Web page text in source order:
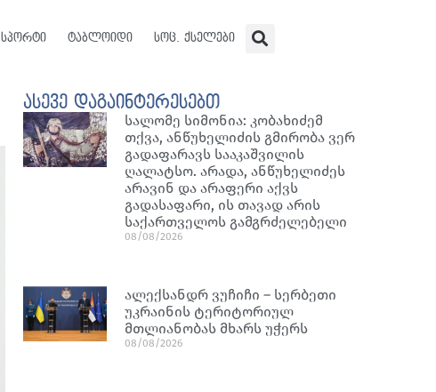
სპორტი ტაბლოიდი სოც. ქსელები
ასევე დაგაინტერესებთ
სალომე სიმონია: კობახიძემ
თქვა, ანწუხელიძის გმირობა ვერ
გადაფარავს სააკაშვილის
ღალატსო. არადა, ანწუხელიძეს
არავინ და არაფერი აქვს
გადასაფარი, ის თავად არის
საქართველოს გამგრძელებელი
08/08/2026
ალექსანდრ ვუჩიჩი – სერბეთი
უკრაინის ტერიტორიულ
მთლიანობას მხარს უჭერს
08/08/2026